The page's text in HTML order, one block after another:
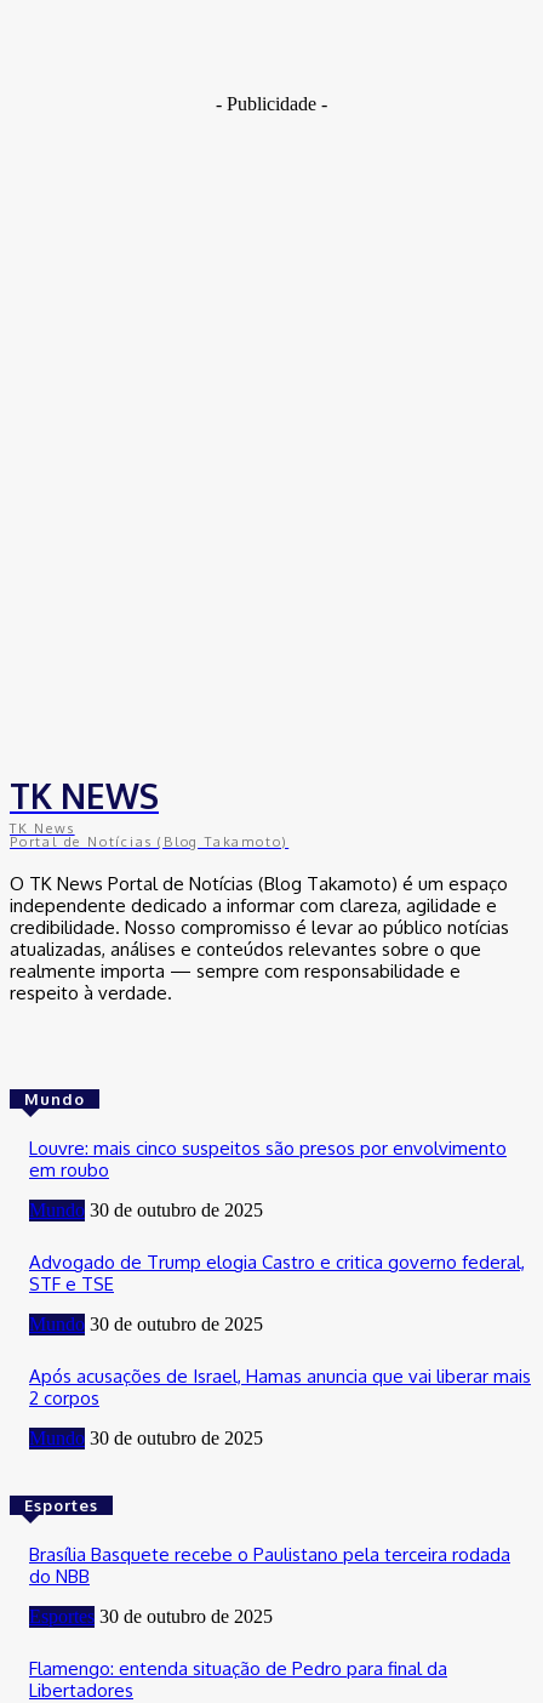
- Publicidade -
TK NEWS
TK News
Portal de Notícias (Blog Takamoto)
O TK News Portal de Notícias (Blog Takamoto) é um espaço
independente dedicado a informar com clareza, agilidade e
credibilidade. Nosso compromisso é levar ao público notícias
atualizadas, análises e conteúdos relevantes sobre o que
realmente importa — sempre com responsabilidade e
respeito à verdade.
Mundo
Louvre: mais cinco suspeitos são presos por envolvimento
em roubo
Mundo 30 de outubro de 2025
Advogado de Trump elogia Castro e critica governo federal,
STF e TSE
Mundo 30 de outubro de 2025
Após acusações de Israel, Hamas anuncia que vai liberar mais
2 corpos
Mundo 30 de outubro de 2025
Esportes
Brasília Basquete recebe o Paulistano pela terceira rodada
do NBB
Esportes 30 de outubro de 2025
Flamengo: entenda situação de Pedro para final da
Libertadores